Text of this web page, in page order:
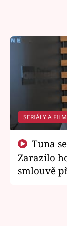
SERIÁLY A
Zarazilo
smlouvě